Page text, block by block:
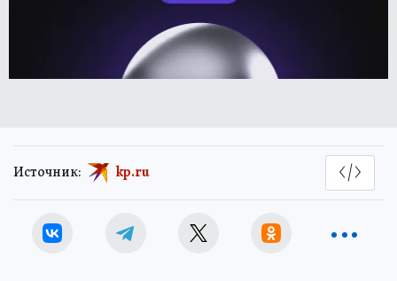
Источник: kp.ru